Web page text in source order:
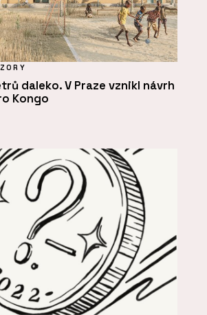
daleko. V Praze vznikl návrh
Kongo